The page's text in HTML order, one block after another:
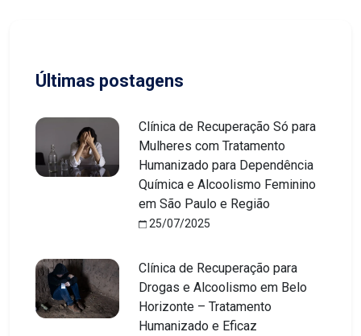
Últimas postagens
Clínica de Recuperação Só para
Mulheres com Tratamento
Humanizado para Dependência
Química e Alcoolismo Feminino
em São Paulo e Região
25/07/2025
Clínica de Recuperação para
Drogas e Alcoolismo em Belo
Horizonte – Tratamento
Humanizado e Eficaz